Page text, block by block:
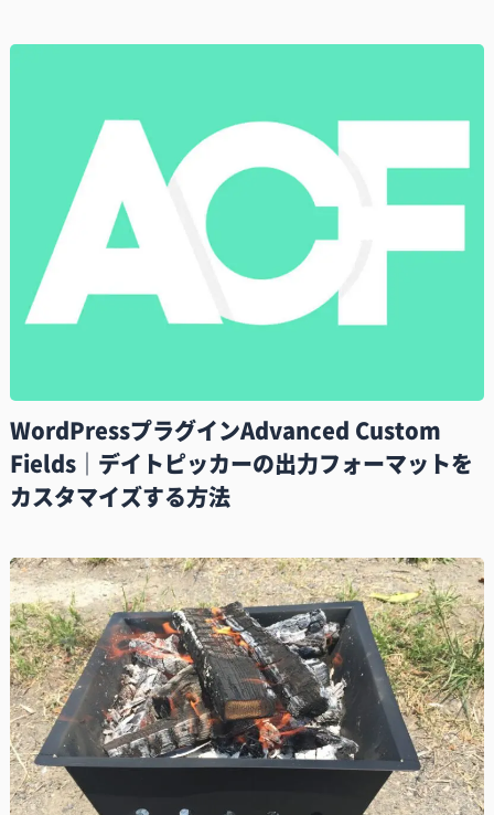
WordPressプラグインAdvanced Custom
Fields｜デイトピッカーの出力フォーマットを
カスタマイズする方法